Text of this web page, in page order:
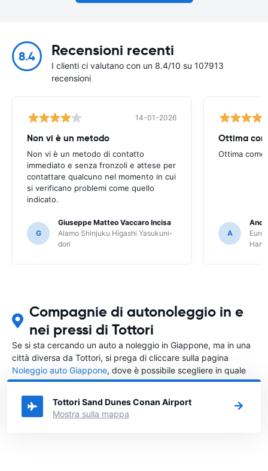
8.4 Recensioni recenti
I clienti ci valutano con un 8.4/10 su 107913
recensioni
14-01-2026
Non vi è un metodo
Non vi è un metodo di contatto
immediato e senza fronzoli e attese per
contattare qualcuno nel momento in cui
si verificano problemi come quello
indicato.
G
Giuseppe Matteo Vaccaro Incisa
Alamo Shinjuku Higashi Yasukuni-
dori
Ottima
Ottima come
A
Compagnie di autonoleggio in e
nei pressi di Tottori
Se si sta cercando un auto a noleggio in Giappone, ma in una
città diversa da Tottori, si prega di cliccare sulla pagina
Noleggio auto Giappone, dove è possibile scegliere in quale
città in Giappone si vuole noleggiare l'auto.
Tottori Sand Dunes Conan Airport
Mostra sulla mappa